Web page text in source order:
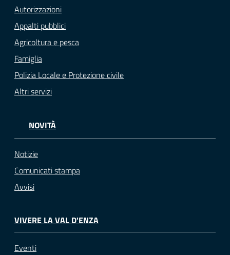
Autorizzazioni
Appalti pubblici
Agricoltura e pesca
Famiglia
Polizia Locale e Protezione civile
Altri servizi
NOVITÀ
Notizie
Comunicati stampa
Avvisi
VIVERE LA VAL D'ENZA
Eventi